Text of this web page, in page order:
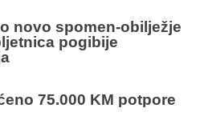
novo spomen-obilježje
pogibije
75.000 KM potpore